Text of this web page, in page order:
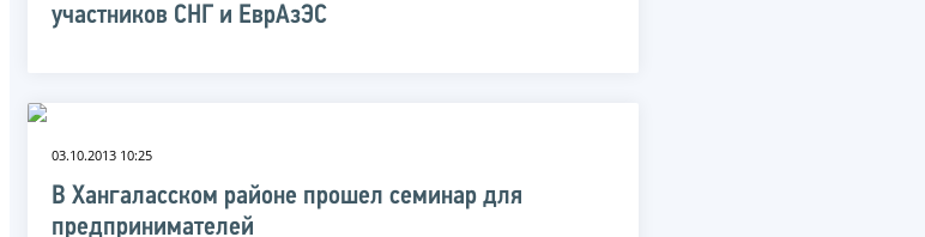
участников СНГ и ЕврАзЭС
03.10.2013 10:25
В Хангаласском районе прошел семинар для
предпринимателей